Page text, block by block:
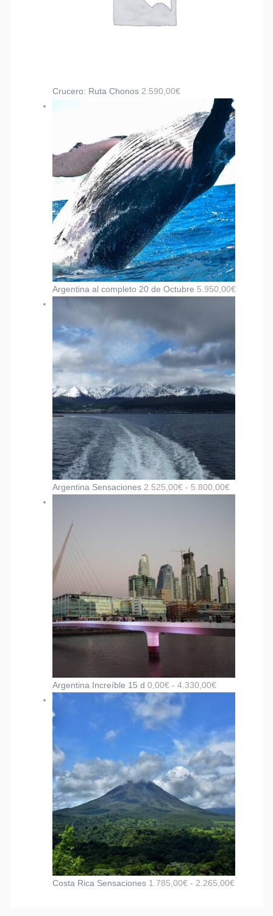
Crucero: Ruta Chonos 2.590,00€
Argentina al completo 20 de Octubre 5.950,00€
Argentina Sensaciones 2.525,00€ - 5.800,00€
Argentina Increíble 15 d 0,00€ - 4.330,00€
Costa Rica Sensaciones 1.785,00€ - 2.265,00€